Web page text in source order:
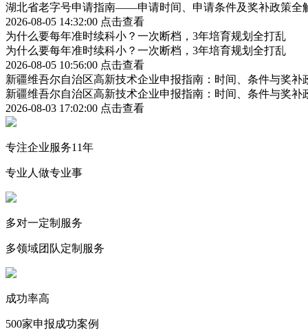
湖北省老字号申请指南——申请时间、申请条件及奖补政策全
2026-08-05 14:32:00 点击查看
为什么要每年准时续科小？一次断档，3年培育规划全打乱
为什么要每年准时续科小？一次断档，3年培育规划全打乱
2026-08-05 10:56:00 点击查看
新疆维吾尔自治区高新技术企业申报指南：时间、条件与奖补
新疆维吾尔自治区高新技术企业申报指南：时间、条件与奖补
2026-08-03 17:02:00 点击查看
专注企业服务11年
专业人做专业事
多对一定制服务
多领域团队定制服务
成功率高
500家申报成功案例